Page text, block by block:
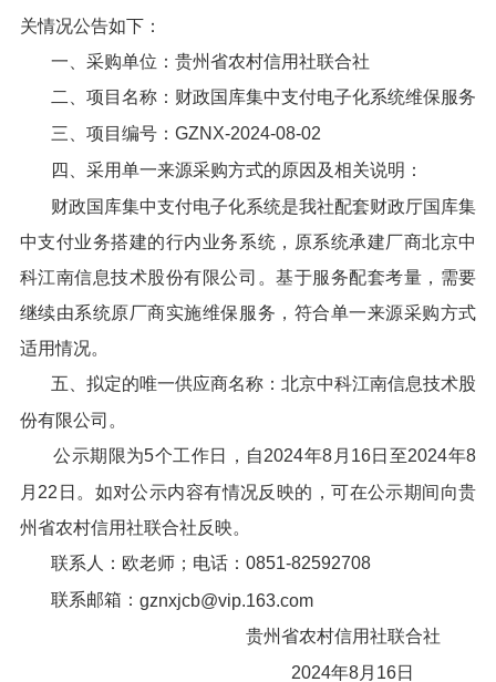
关情况公告如下：
一、采购单位：贵州省农村信用社联合社
二、项目名称：财政国库集中支付电子化系统维保服务
三、项目编号：GZNX-2024-08-02
四、采用单一来源采购方式的原因及相关说明：
财政国库集中支付电子化系统是我社配套财政厅国库集
中支付业务搭建的行内业务系统，原系统承建厂商北京中
科江南信息技术股份有限公司。基于服务配套考量，需要
继续由系统原厂商实施维保服务，符合单一来源采购方式
适用情况。
五、拟定的唯一供应商名称：北京中科江南信息技术股
份有限公司。
公示期限为5个工作日，自2024年8月16日至2024年8
月22日。如对公示内容有情况反映的，可在公示期间向贵
州省农村信用社联合社反映。
联系人：欧老师；电话：0851-82592708
联系邮箱： gznxjcb@vip.163.com
贵州省农村信用社联合社
2024年8月16日